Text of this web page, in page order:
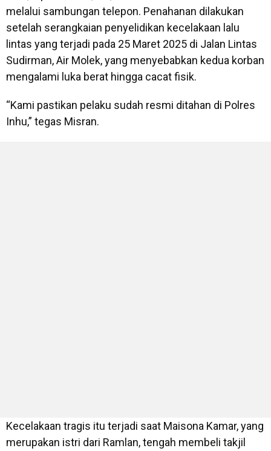
melalui sambungan telepon. Penahanan dilakukan
setelah serangkaian penyelidikan kecelakaan lalu
lintas yang terjadi pada 25 Maret 2025 di Jalan Lintas
Sudirman, Air Molek, yang menyebabkan kedua korban
mengalami luka berat hingga cacat fisik.
“Kami pastikan pelaku sudah resmi ditahan di Polres
Inhu,” tegas Misran.
Kecelakaan tragis itu terjadi saat Maisona Kamar, yang
merupakan istri dari Ramlan, tengah membeli takjil